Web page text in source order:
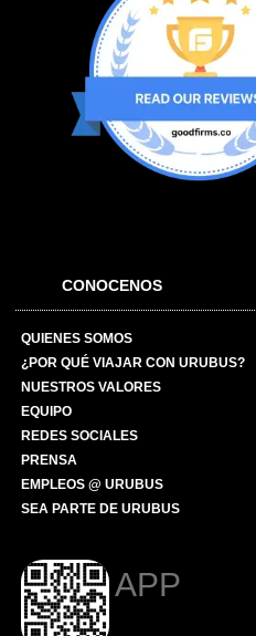
CONOCENOS
QUIENES SOMOS
¿POR QUÉ VIAJAR CON URUBUS?
NUESTROS VALORES
EQUIPO
REDES SOCIALES
PRENSA
EMPLEOS @ URUBUS
SEA PARTE DE URUBUS
APP